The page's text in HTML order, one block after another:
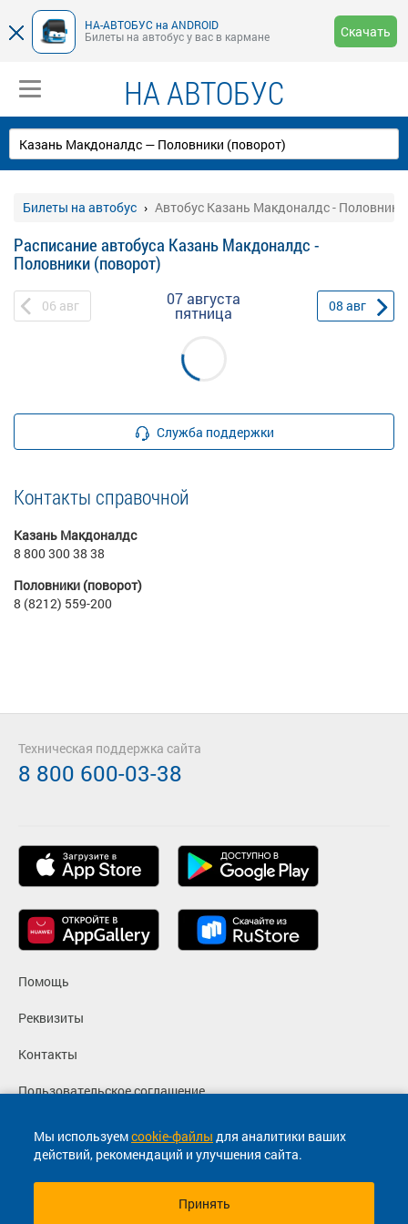
НА-АВТОБУС на ANDROID
Билеты на автобус у вас в кармане
Скачать
НА АВТОБУС
Билеты на автобус Автобус Казань Макдоналдс -
Расписание автобуса Казань Макдоналдс -
Половники (поворот)
06 авг 07 августа
пятница 08 авг
Служба поддержки
Контакты справочной
Казань Макдоналдс
8 800 300 38 38
Половники (поворот)
8 (8212) 559-200
Мы используемcookie-файлы для аналитики ваших
действий, рекомендаций и улучшения сайта.
Принять
Помощь
Реквизиты
Контакты
Пользовательское соглашение
Политика конфиденциальности
Согласие на маркетинговые сообщения
Техническая поддержка сайта
8 800 600-03-38
© 2013-2026, ООО "Капитал"- Онлайн сервис продажи